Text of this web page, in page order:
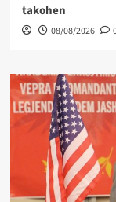
takohen
08/08/2026